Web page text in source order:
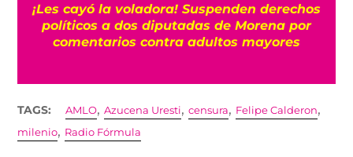
¡Les cayó la voladora! Suspenden derechos
políticos a dos diputadas de Morena por
comentarios contra adultos mayores
TAGS: AMLO,Azucena Uresti,censura, Felipe Calderon,
milenio, Radio Fórmula